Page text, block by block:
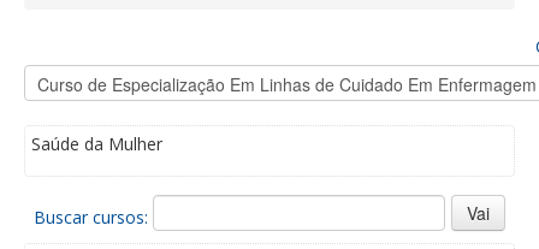
Saúde da Mulher
Buscar cursos: